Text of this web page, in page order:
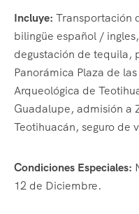
Incluye: Transportación
bilingüe español /
degustación de tequila,
Panorámica Plaza de
Arqueológica de
Guadalupe, admisión a
Teotihuacán, seguro de
Condiciones Especiales:
12 de Diciembre.